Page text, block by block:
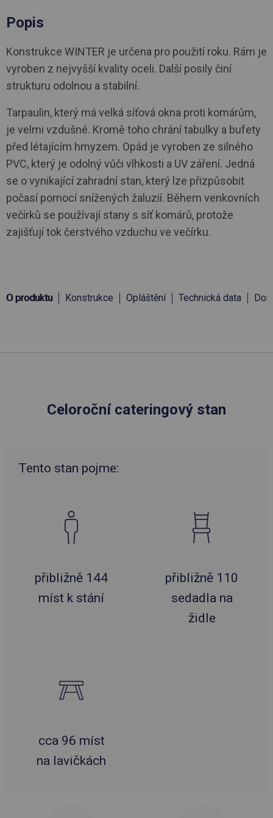
Popis
Konstrukce WINTER je určena pro použití roku. Rám je
vyroben z nejvyšší kvality oceli. Další posily činí
strukturu odolnou a stabilní.
Tarpaulin, který má velká síťová okna proti komárům,
je velmi vzdušné. Kromě toho chrání tabulky a bufety
před létajícím hmyzem. Opád je vyroben ze silného
PVC, který je odolný vůči vlhkosti a UV záření. Jedná
se o vynikající zahradní stan, který lze přizpůsobit
počasí pomocí snížených žaluzií. Během venkovních
večírků se používají stany s síť komárů, protože
zajišťují tok čerstvého vzduchu ve večírku.
O produktu Konstrukce Opláštění Technická data
Celoroční cateringový stan
Tento stan pojme:
přibližně 144
míst k stání
přibližně 110
sedadla na
židle
cca 96 míst
na lavičkách